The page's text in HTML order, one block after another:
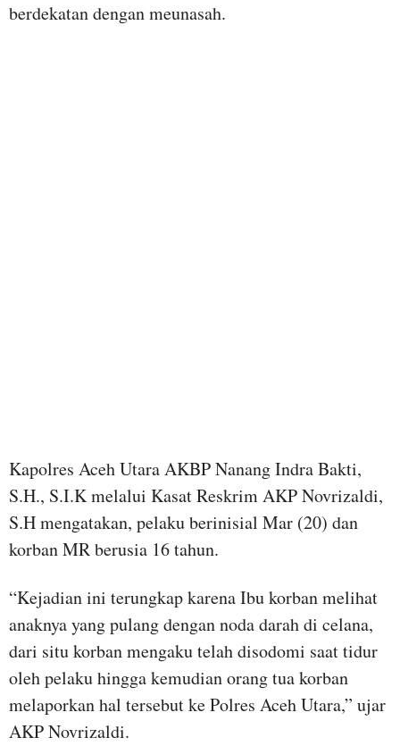
berdekatan dengan meunasah.
Kapolres Aceh Utara AKBP Nanang Indra Bakti,
S.H., S.I.K melalui Kasat Reskrim AKP Novrizaldi,
S.H mengatakan, pelaku berinisial Mar (20) dan
korban MR berusia 16 tahun.
“Kejadian ini terungkap karena Ibu korban melihat
anaknya yang pulang dengan noda darah di celana,
dari situ korban mengaku telah disodomi saat tidur
oleh pelaku hingga kemudian orang tua korban
melaporkan hal tersebut ke Polres Aceh Utara,” ujar
AKP Novrizaldi.